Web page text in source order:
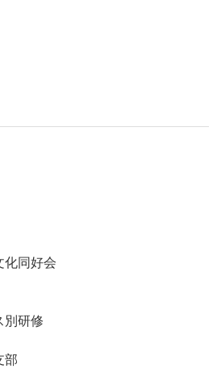
化同好会
別研修
部